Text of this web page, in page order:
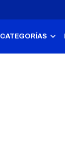
CATEGORÍAS